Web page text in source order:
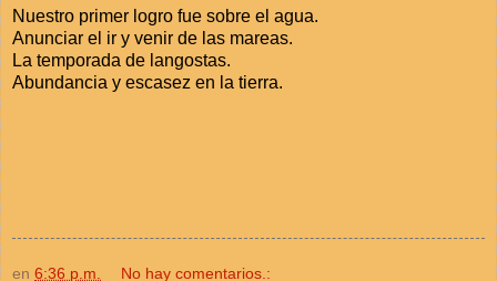
Nuestro primer logro fue sobre el agua.
Anunciar el ir y venir de las mareas.
La temporada de langostas.
Abundancia y escasez en la tierra.
en 6:36 p.m. No hay comentarios.: